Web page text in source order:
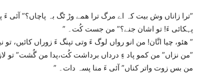
“ترا زاناں وش بیت کہ اے مرگ ترا ھمے وڑ ٹگ بہ پاچاں؟” آئی ءَ پدا جست کت۔” اے وا یک تیرے ءِ بھر انت۔”
” پہکائی ءَ! تو اشان جنے؟” من جست کُت۔
” ھئو، چیا انَّان! من انو رواں لوگ ءَ وتی تپنگ ءَ زوراں کائیں، تو نیم کلاک ءَ ودار کُت کنے؟ ”
” من نزاں” من کمو پاد ءِ درداں برداشت کُت،پدا من گُشت” تو لازم وڑے بکن”
” من بس زوت واتر کناں” آئی ءَ منا پسہ دات۔